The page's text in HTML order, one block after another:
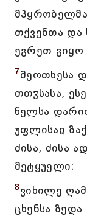
თქვენთა და
ეგრეთ გიყო
7მეოთხესა
თთჳსასა,
წელსა
უფლისაჲ
ძისა, ძისა
მეტყუელი:
8ვიხილე
ცხენსა